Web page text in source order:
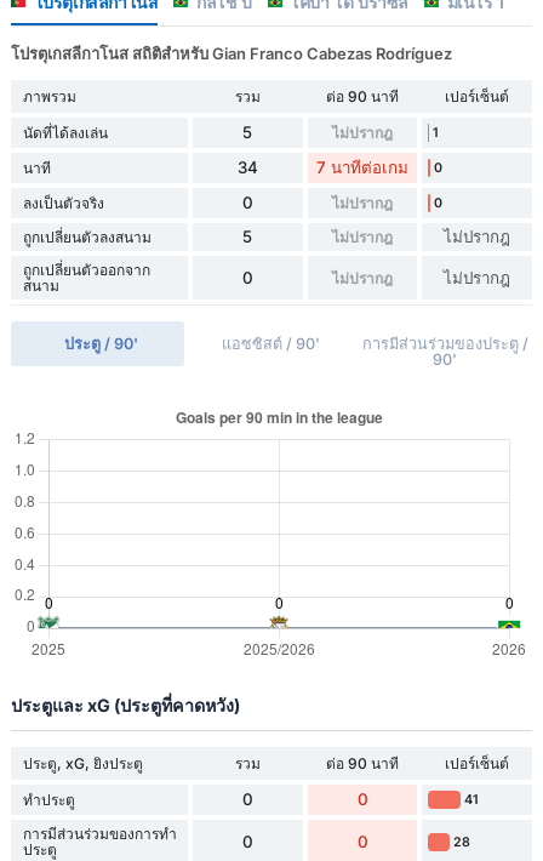
โปรตุเกสลีกาโนส สถิติสำหรับ Gian Franco Cabezas Rodríguez
ภาพรวม รวม ต่อ 90 นาที
เปอร์เซ็นต์
นัดที่ได้ลงเล่น
5 ไม่ปรากฎ 1
นาที 34 7 นาทีต่อเกม 0
ลงเป็นตัวจริง 0 ไม่ปรากฎ 0
ถูกเปลี่ยนตัวลงสนาม 5 ไม่ปรากฎ ไม่ปรากฎ
ถูกเปลี่ยนตัวออกจาก
สนาม
0 ไม่ปรากฎ ไม่ปรากฎ
ประตู / 90' แอซซิสต์ / 90'
การมีส่วนร่วมของประตู /
90'
ประตูและ xG (ประตูที่คาดหวัง)
ประตู, xG, ยิงประตู รวม ต่อ 90 นาที
เปอร์เซ็นต์
ทำประตู
0 0 41
การมีส่วนร่วมของการทำ
ประตู
0 0 28